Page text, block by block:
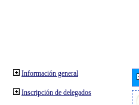
Información general
Inscripción de delegados